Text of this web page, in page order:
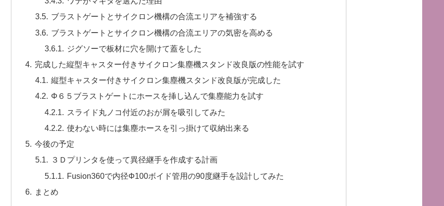
ブラストゲートとサイクロン機構の合流エリアを補強する
ブラストゲートとサイクロン機構の合流エリアの気密を高める
ジグソーで板材に穴を開けて蓋をした
完成した縦型キャスター付きサイクロン集塵機スタンド改良版の性能を試す
縦型キャスター付きサイクロン集塵機スタンド改良版が完成した
Φ６５ブラストゲートにホースを挿し込んで集塵能力を試す
スライド丸ノコ付近のおが屑を吸引してみた
使わない時には集塵ホースを引っ掛けて収納出来る
今後の予定
３Ｄプリンタを使って異径継手を作成する計画
Fusion360で内径Φ100ボイド管用の90度継手を設計してみた
まとめ